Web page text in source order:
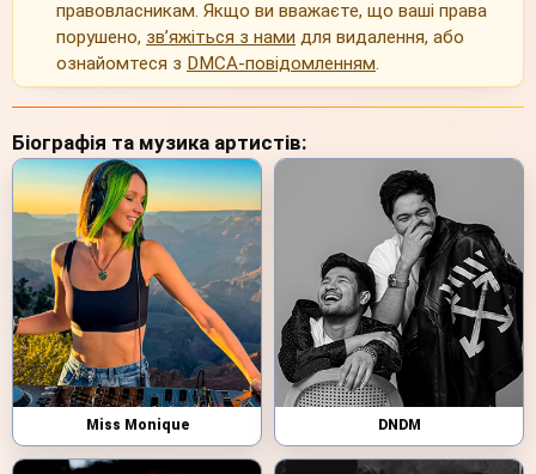
правовласникам. Якщо ви вважаєте, що ваші права
порушено, зв’яжіться з нами для видалення, або
ознайомтеся з DMCA-повідомленням.
Біографія та музика артистів:
Miss Monique DNDM